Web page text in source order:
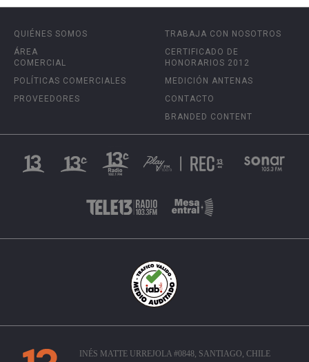
QUIÉNES SOMOS
ÁREA
COMERCIAL
POLÍTICAS COMERCIALES
PROVEEDORES
TRABAJA CON NOSOTROS
CERTIFICADO DE
HONORARIOS 2012
MEDICIÓN ANTENAS
CONTACTO
BRANDED CONTENT
INÉS MATTE URREJOLA #0848, SANTIAGO, CHILE